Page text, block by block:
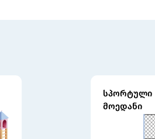
სპორტული
მოედანი